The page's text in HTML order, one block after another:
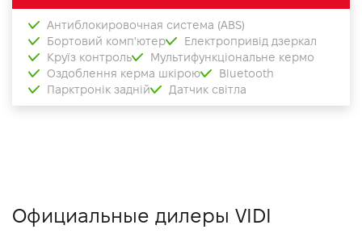
Антиблокировочная система (ABS)
Бортовий комп'ютер
Електропривід дзеркал
Круїз контроль
Мультифункціональне кермо
Оздоблення керма шкірою
Bluetooth
Парктронік задній
Датчик світла
Официальные дилеры VIDI